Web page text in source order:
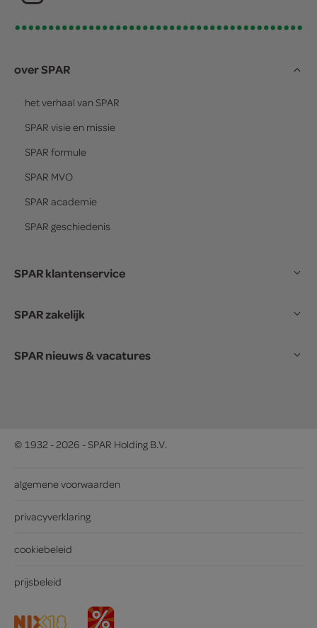
over SPAR
het verhaal van SPAR
SPAR visie en missie
SPAR formule
SPAR MVO
SPAR academie
SPAR geschiedenis
SPAR klantenservice
SPAR zakelijk
SPAR nieuws & vacatures
© 1932 - 2026 - SPAR Holding B.V.
algemene voorwaarden
privacyverklaring
cookiebeleid
prijsbeleid